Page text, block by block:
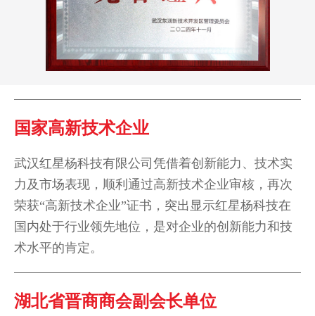
2015
· 光机产品升级工艺
2014 · 取得进出口贸易证书
2013
· 红星杨科技/谷丰光电成立
国家高新技术企业
武汉红星杨科技有限公司凭借着创新能力、技术实
力及市场表现，顺利通过高新技术企业审核，再次
荣获“高新技术企业”证书，突出显示红星杨科技在
国内处于行业领先地位，是对企业的创新能力和技
术水平的肯定。
湖北省晋商商会副会长单位